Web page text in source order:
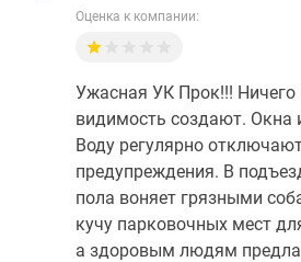
Оценка к компании:
Ужасная УК Прок!!! Ничего
видимость создают.
Воду регулярно
предупреждения. В
пола воняет грязными
кучу парковочных мест
а здоровым людям